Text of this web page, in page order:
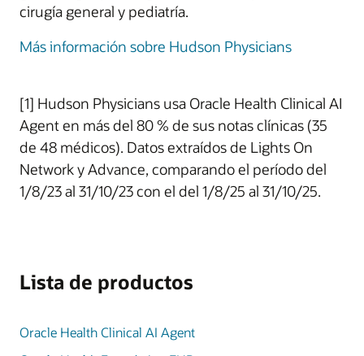
cirugía general y pediatría.
Más información sobre Hudson Physicians
[1] Hudson Physicians usa Oracle Health Clinical AI
Agent en más del 80 % de sus notas clínicas (35
de 48 médicos). Datos extraídos de Lights On
Network y Advance, comparando el período del
1/8/23 al 31/10/23 con el del 1/8/25 al 31/10/25.
Lista de productos
Oracle Health Clinical AI Agent